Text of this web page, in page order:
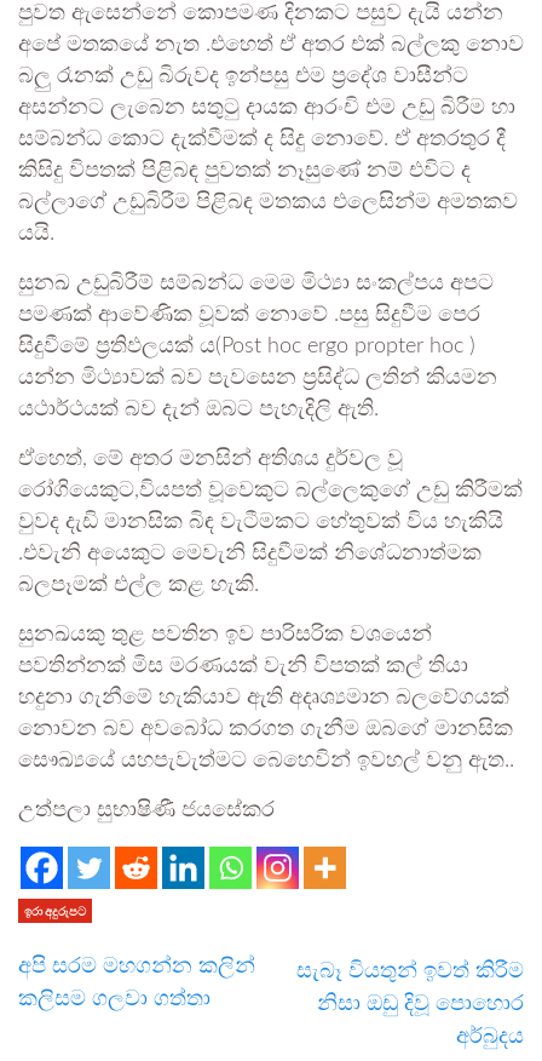
පුවත ඇසෙන්නේ කොපමණ දිනකට පසුව දැයි යන්න
අපේ මතකයේ නැත .එහෙත් ඒ අතර එක් බල්ලකු නොව
බලු රෑනක් උඩු බිරුවද ඉන්පසු එම ප්‍රදේශ වාසීන්ට
අසන්නට ලැබෙන සතුටු දායක ආරංචි එම උඩු බිරීම හා
සම්බන්ධ කොට දැක්වීමක් ද සිදු නොවේ. ඒ අතරතුර දී
කිසිදු විපතක් පිළිබඳ පුවතක් නෑසුණේ නම් එවිට ද
බල්ලාගේ උඩුබිරීම පිළිබඳ මතකය එලෙසින්ම අමතකව
යයි.
සුනඛ උඩුබිරීම් සම්බන්ධ මෙම මිථ්‍යා සංකල්පය අපට
පමණක් ආවේණික වූවක් නොවේ .පසු සිදුවීම පෙර
සිදුවීමේ ප්‍රතිඵලයක් ය(Post hoc ergo propter hoc )
යන්න මිථ්‍යාවක් බව පැවසෙන ප්‍රසිද්ධ ලතින් කියමන
යථාර්ථයක් බව දැන් ඔබට පැහැදිලි ඇති.
ඒහෙත්, මේ අතර මනසින් අතිශය දුර්වල වූ
රෝගියෙකුට,වියපත් වූවෙකුට බල්ලෙකුගේ උඩු කිරීමක්
වුවද දැඩි මානසික බිඳ වැටීමකට හේතුවක් විය හැකියි
.එවැනි අයෙකුට මෙවැනි සිදුවීමක් නිශේධනාත්මක
බලපෑමක් එල්ල කළ හැකි.
සුනඛයකු තුළ පවතින ඉව පාරිසරික වශයෙන්
පවතින්නක් මිස මරණයක් වැනි විපතක් කල් තියා
හදුනා ගැනීමේ හැකියාව ඇති අදෘශ්‍යමාන බලවේගයක්
නොවන බව අවබෝධ කරගත ගැනීම ඔබගේ මානසික
සෞඛ්‍යයේ යහපැවැත්මට බෙහෙවින් ඉවහල් වනු ඇත..
උත්පලා සුභාෂිණී ජයසේකර
ඉරා අදුරුපට
අපි සරම මහගන්න කලින්
කලිසම ගලවා ගත්තා
සැබෑ වියතුන් ඉවත් කිරීම
නිසා ඔඩු දිවූ පොහොර
අර්බුදය